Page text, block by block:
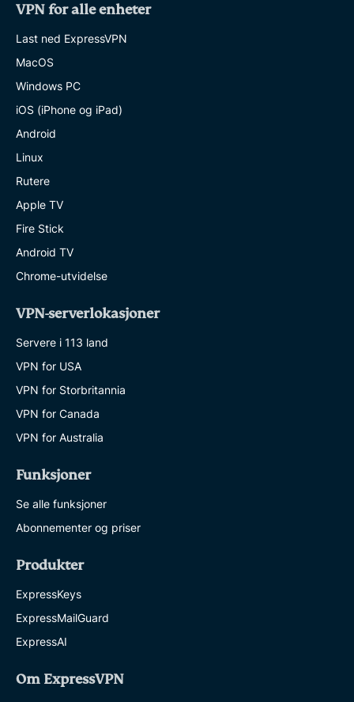
VPN for alle enheter
Last ned ExpressVPN
MacOS
Windows PC
iOS (iPhone og iPad)
Android
Linux
Rutere
Apple TV
Fire Stick
Android TV
Chrome-utvidelse
VPN-serverlokasjoner
Servere i 113 land
VPN for USA
VPN for Storbritannia
VPN for Canada
VPN for Australia
Funksjoner
Se alle funksjoner
Abonnementer og priser
Produkter
ExpressKeys
ExpressMailGuard
ExpressAI
Om ExpressVPN